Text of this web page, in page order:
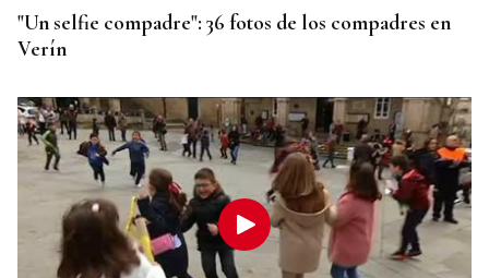
"Un selfie compadre": 36 fotos de los compadres en
Verín